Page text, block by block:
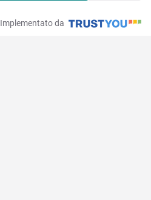
Implementato da